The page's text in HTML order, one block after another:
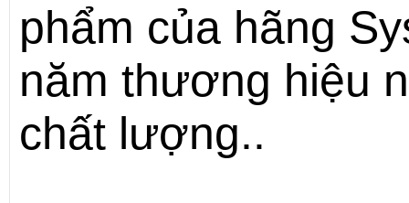
phẩm của hãng
năm thương hiệu
chất lượng..